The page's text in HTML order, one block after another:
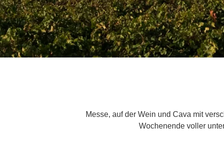
Messe, auf der Wein und Cava mit
Wochenende voller